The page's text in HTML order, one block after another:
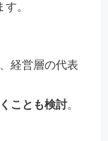
す。
経営層の代表
ことも検討。